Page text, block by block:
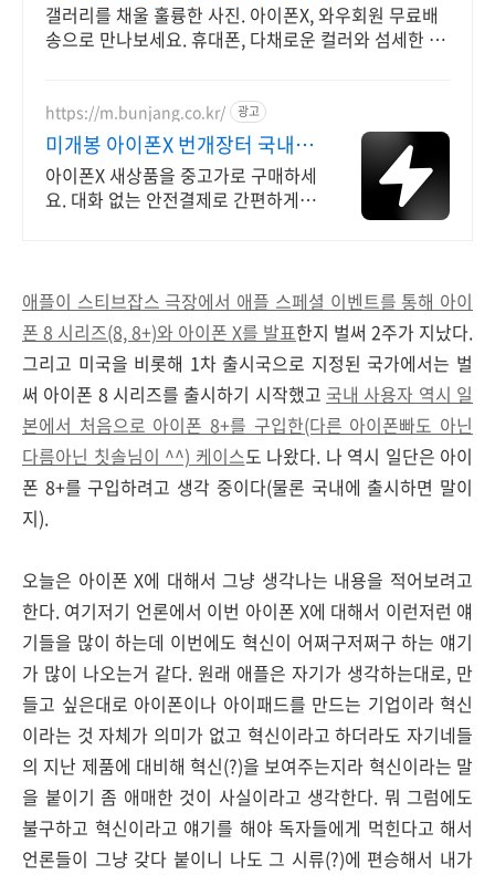
갤러리를 채울 훌륭한 사진. 아이폰X, 와우회원 무료배
송으로 만나보세요. 휴대폰, 다채로운 컬러와 섬세한 디
https://m.bunjang.co.kr/ 광고
미개봉 아이폰X 번개장터 국내
최대 브랜드 중고거래
아이폰X 새상품을 중고가로 구매하세
요. 대화 없는 안전결제로 간편하게!
애플이 스티브잡스 극장에서 애플 스페셜 이벤트를 통해 아이
폰 8 시리즈(8, 8+)와 아이폰 X를 발표한지 벌써 2주가 지났다.
그리고 미국을 비롯해 1차 출시국으로 지정된 국가에서는 벌
써 아이폰 8 시리즈를 출시하기 시작했고 국내 사용자 역시 일
본에서 처음으로 아이폰 8+를 구입한(다른 아이폰빠도 아닌
다름아닌 칫솔님이 ^^) 케이스도 나왔다. 나 역시 일단은 아이
폰 8+를 구입하려고 생각 중이다(물론 국내에 출시하면 말이
지).
오늘은 아이폰 X에 대해서 그냥 생각나는 내용을 적어보려고
한다. 여기저기 언론에서 이번 아이폰 X에 대해서 이런저런 얘
기들을 많이 하는데 이번에도 혁신이 어쩌구저쩌구 하는 얘기
가 많이 나오는거 같다. 원래 애플은 자기가 생각하는대로, 만
들고 싶은대로 아이폰이나 아이패드를 만드는 기업이라 혁신
이라는 것 자체가 의미가 없고 혁신이라고 하더라도 자기네들
의 지난 제품에 대비해 혁신(?)을 보여주는지라 혁신이라는 말
을 붙이기 좀 애매한 것이 사실이라고 생각한다. 뭐 그럼에도
불구하고 혁신이라고 얘기를 해야 독자들에게 먹힌다고 해서
언론들이 그냥 갖다 붙이니 나도 그 시류(?)에 편승해서 내가